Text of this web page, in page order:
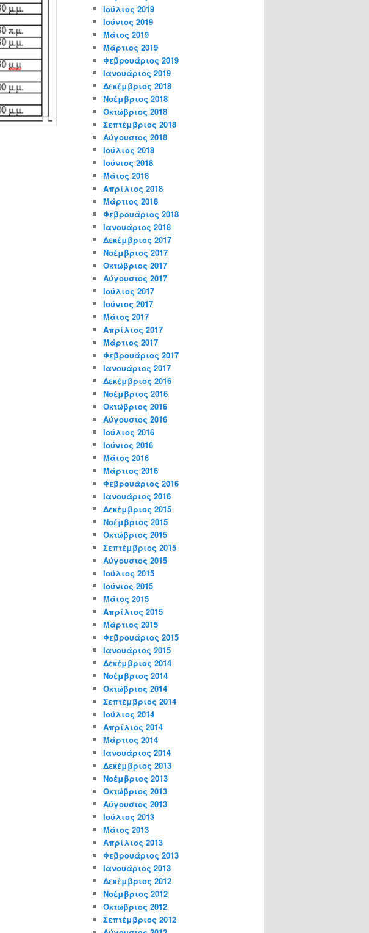
Ιούλιος 2019
Ιούνιος 2019
Μάιος 2019
Μάρτιος 2019
Φεβρουάριος 2019
Ιανουάριος 2019
Δεκέμβριος 2018
Νοέμβριος 2018
Οκτώβριος 2018
Σεπτέμβριος 2018
Αύγουστος 2018
Ιούλιος 2018
Ιούνιος 2018
Μάιος 2018
Απρίλιος 2018
Μάρτιος 2018
Φεβρουάριος 2018
Ιανουάριος 2018
Δεκέμβριος 2017
Νοέμβριος 2017
Οκτώβριος 2017
Αύγουστος 2017
Ιούλιος 2017
Ιούνιος 2017
Μάιος 2017
Απρίλιος 2017
Μάρτιος 2017
Φεβρουάριος 2017
Ιανουάριος 2017
Δεκέμβριος 2016
Νοέμβριος 2016
Οκτώβριος 2016
Αύγουστος 2016
Ιούλιος 2016
Ιούνιος 2016
Μάιος 2016
Μάρτιος 2016
Φεβρουάριος 2016
Ιανουάριος 2016
Δεκέμβριος 2015
Νοέμβριος 2015
Οκτώβριος 2015
Σεπτέμβριος 2015
Αύγουστος 2015
Ιούλιος 2015
Ιούνιος 2015
Μάιος 2015
Απρίλιος 2015
Μάρτιος 2015
Φεβρουάριος 2015
Ιανουάριος 2015
Δεκέμβριος 2014
Νοέμβριος 2014
Οκτώβριος 2014
Σεπτέμβριος 2014
Ιούλιος 2014
Απρίλιος 2014
Μάρτιος 2014
Ιανουάριος 2014
Δεκέμβριος 2013
Νοέμβριος 2013
Οκτώβριος 2013
Αύγουστος 2013
Ιούλιος 2013
Μάιος 2013
Απρίλιος 2013
Φεβρουάριος 2013
Ιανουάριος 2013
Δεκέμβριος 2012
Νοέμβριος 2012
Οκτώβριος 2012
Σεπτέμβριος 2012